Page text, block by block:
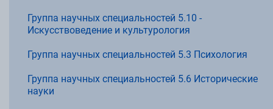
Группа научных специальностей 5.10 -
Искусствоведение и культурология
Группа научных специальностей 5.3 Психология
Группа научных специальностей 5.6 Исторические
науки